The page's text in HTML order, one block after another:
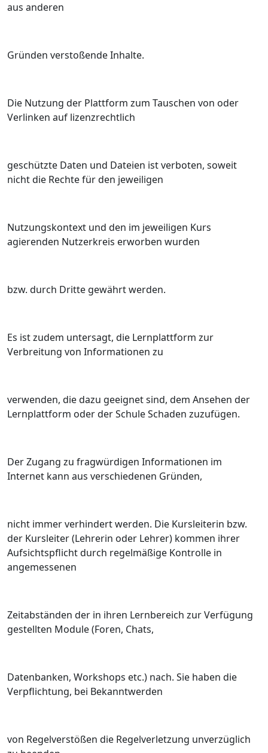
aus anderen
Gründen verstoßende Inhalte.
Die Nutzung der Plattform zum Tauschen von oder
Verlinken auf lizenzrechtlich
geschützte Daten und Dateien ist verboten, soweit
nicht die Rechte für den jeweiligen
Nutzungskontext und den im jeweiligen Kurs
agierenden Nutzerkreis erworben wurden
bzw. durch Dritte gewährt werden.
Es ist zudem untersagt, die Lernplattform zur
Verbreitung von Informationen zu
verwenden, die dazu geeignet sind, dem Ansehen der
Lernplattform oder der Schule Schaden zuzufügen.
Der Zugang zu fragwürdigen Informationen im
Internet kann aus verschiedenen Gründen,
nicht immer verhindert werden. Die Kursleiterin bzw.
der Kursleiter (Lehrerin oder Lehrer) kommen ihrer
Aufsichtspflicht durch regelmäßige Kontrolle in
angemessenen
Zeitabständen der in ihren Lernbereich zur Verfügung
gestellten Module (Foren, Chats,
Datenbanken, Workshops etc.) nach. Sie haben die
Verpflichtung, bei Bekanntwerden
von Regelverstößen die Regelverletzung unverzüglich